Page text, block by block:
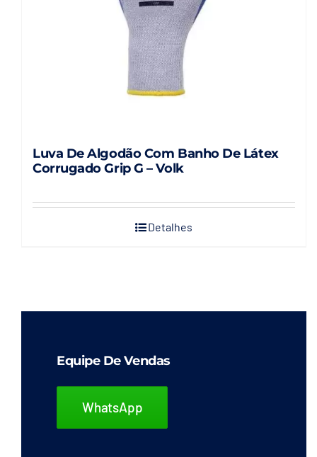
Luva De Algodão Com Banho De Látex
Corrugado Grip G – Volk
Detalhes
Equipe De Vendas
WhatsApp